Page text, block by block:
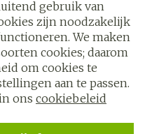
gebruik van
zijn noodzakelijk
We maken
cookies; daarom
om cookies te
aan te passen.
ons cookiebeleid